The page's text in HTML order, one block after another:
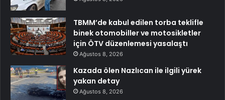
TBMM’de kabul edilen torba teklifle
binek otomobiller ve motosikletler
için ÖTV düzenlemesi yasalaştı
Ağustos 8, 2026
Kazada ölen Nazlıcan ile ilgili yürek
yakan detay
Ağustos 8, 2026